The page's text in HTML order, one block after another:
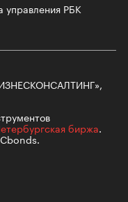
управления РБК
биржа.